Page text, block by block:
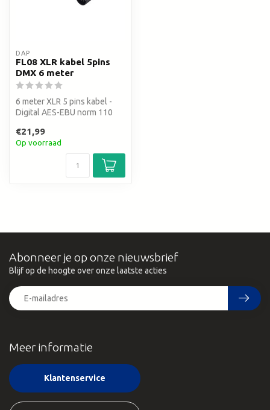
DAP
FL08 XLR kabel 5pins
DMX 6 meter
6 meter XLR 5 pins kabel -
Digital AES-EBU norm 110
€21,99
Op voorraad
Meer informatie
Klantenservice
Abonneer je op onze nieuwsbrief
Blijf op de hoogte over onze laatste acties